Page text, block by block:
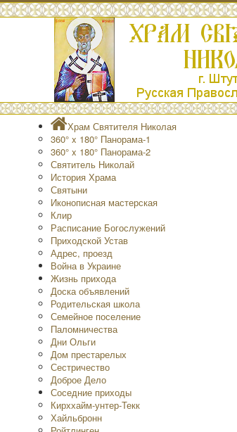
Храм Святителя Николая
360° x 180° Панорама-1
360° x 180° Панорама-2
Святитель Николай
История Храма
Святыни
Иконописная мастерская
Клир
Расписание Богослужений
Приходской Устав
Адрес, проезд
Война в Украине
Жизнь прихода
Доска объявлений
Родительская школа
Семейное поселение
Паломничества
Дни Ольги
Дом престарелых
Сестричество
Доброе Дело
Соседние приходы
Кирххайм-унтер-Текк
Хайльбронн